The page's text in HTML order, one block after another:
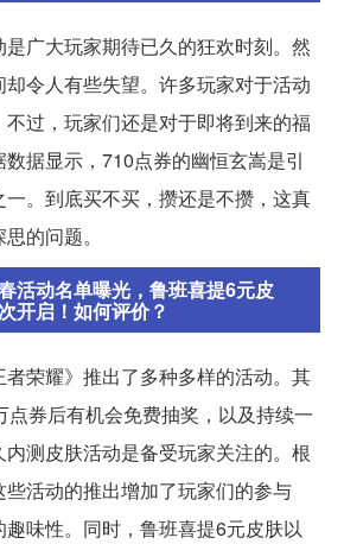
广大玩家期待已久的狂欢时刻。然
令人有些失望。许多玩家对于活动
过，玩家们还是对于即将到来的福
据显示，710点券的幽恒玄嵩是引
。到底买不买，攒还是不攒，这真
的问题。
活动名单曝光，鲁班喜提6元皮
开启！如何评价？
荣耀》推出了多种多样的活动。其
点券后有机会免费抽奖，以及持续一
测皮肤活动是备受玩家关注的。根
活动的推出增加了玩家们的参与
味性。同时，鲁班喜提6元皮肤以